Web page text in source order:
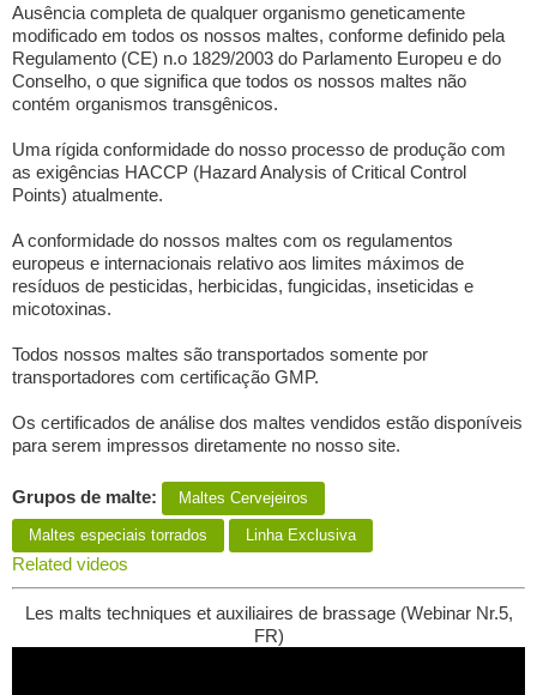
Ausência completa de qualquer organismo geneticamente
modificado em todos os nossos maltes, conforme definido pela
Regulamento (CE) n.o 1829/2003 do Parlamento Europeu e do
Conselho, o que significa que todos os nossos maltes não
contém organismos transgênicos.
Uma rígida conformidade do nosso processo de produção com
as exigências HACCP (Hazard Analysis of Critical Control
Points) atualmente.
A conformidade do nossos maltes com os regulamentos
europeus e internacionais relativo aos limites máximos de
resíduos de pesticidas, herbicidas, fungicidas, inseticidas e
micotoxinas.
Todos nossos maltes são transportados somente por
transportadores com certificação GMP.
Os certificados de análise dos maltes vendidos estão disponíveis
para serem impressos diretamente no nosso site.
Grupos de malte: Maltes Сervejeiros
Maltes especiais torrados Linha Exclusiva
Related videos
Les malts techniques et auxiliaires de brassage (Webinar Nr.5,
FR)